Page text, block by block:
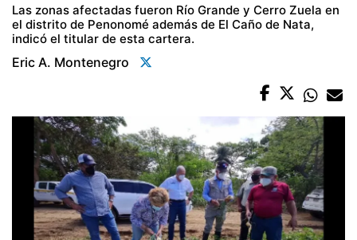
Las zonas afectadas fueron Río Grande y Cerro Zuela en
el distrito de Penonomé además de El Caño de Nata,
indicó el titular de esta cartera.
Eric A. Montenegro